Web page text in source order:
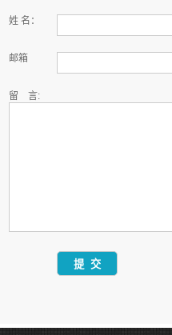
姓 名：
邮箱
留 言: